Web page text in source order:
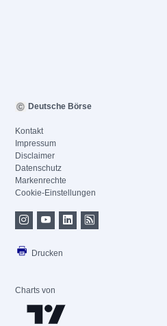
Deutsche Börse
Kontakt
Impressum
Disclaimer
Datenschutz
Markenrechte
Cookie-Einstellungen
Drucken
Charts von